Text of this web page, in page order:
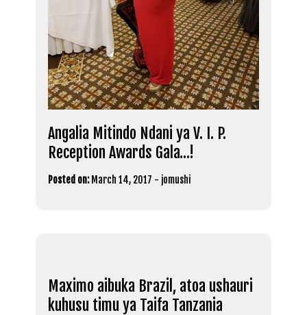
Angalia Mitindo Ndani ya V. I. P.
Reception Awards Gala…!
Posted on: March 14, 2017 - jomushi
Maximo aibuka Brazil, atoa ushauri
kuhusu timu ya Taifa Tanzania